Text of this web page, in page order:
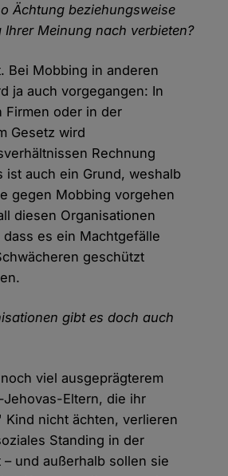
Ächtung beziehungsweise
Meinung nach verbieten?
Bei Mobbing in anderen
ja auch vorgegangen: In
Firmen oder in der
Gesetz wird
Rechnung
ist auch ein Grund, weshalb
gegen Mobbing vorgehen
diesen Organisationen
es ein Machtgefälle
geschützt
gibt es doch auch
viel ausgeprägterem
Jehovas-Eltern, die ihr
Kind nicht ächten, verlieren
Standing in der
– und außerhalb sollen sie